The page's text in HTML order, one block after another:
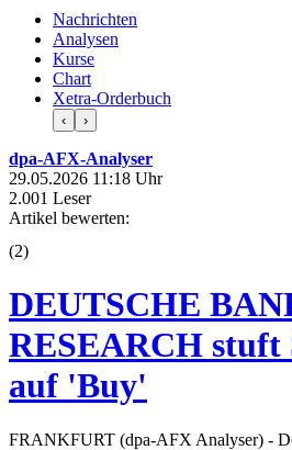
Nachrichten
Analysen
Kurse
Chart
Xetra-Orderbuch
‹ ›
dpa-AFX-Analyser
29.05.2026 11:18 Uhr
2.001 Leser
Artikel bewerten:
(2)
DEUTSCHE
RESEARCH stuft
auf 'Buy'
FRANKFURT (dpa-AFX Analyser) -